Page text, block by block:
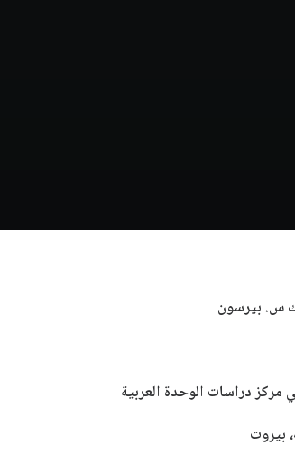
س. بيرسون
دراسات الوحدة العربية
بيروت